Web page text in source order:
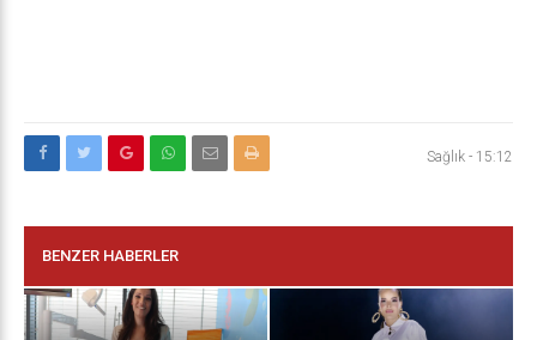
Sağlık - 15:12
BENZER HABERLER